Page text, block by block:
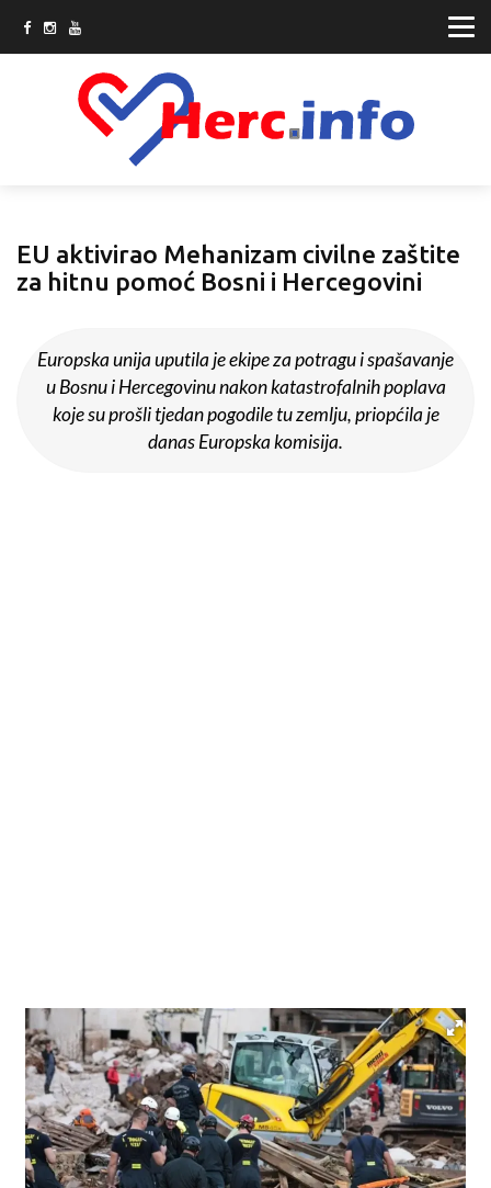
EU aktivirao Mehanizam civilne zaštite
za hitnu pomoć Bosni i Hercegovini
Europska unija uputila je ekipe za potragu i spašavanje
u Bosnu i Hercegovinu nakon katastrofalnih poplava
koje su prošli tjedan pogodile tu zemlju, priopćila je
danas Europska komisija.